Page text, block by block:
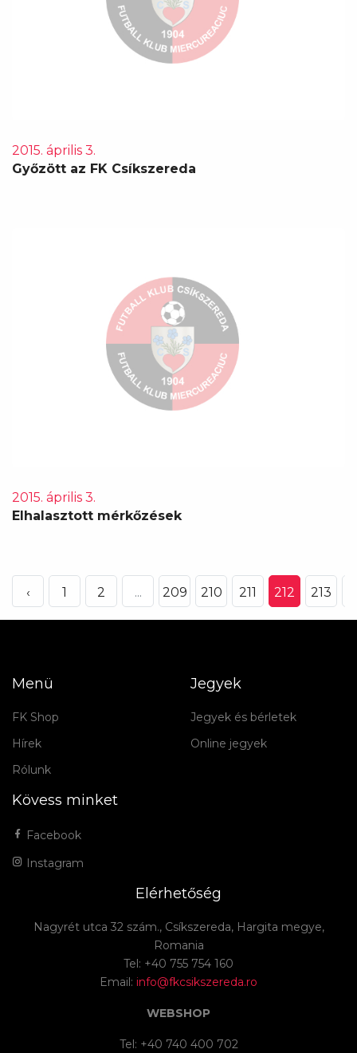
2015. április 3.
Győzött az FK Csíkszereda
2015. április 3.
Elhalasztott mérkőzések
‹ 1 2 ... 209 210 211 212 213
Menü
FK Shop
Hírek
Rólunk
Jegyek
Jegyek és bérletek
Online jegyek
Kövess minket
Facebook
Instagram
Elérhetőség
Nagyrét utca 32 szám., Csíkszereda, Hargita megye,
Romania
Tel: +40 755 754 160
Email: info@fkcsikszereda.ro
WEBSHOP
Tel: +40 740 400 702